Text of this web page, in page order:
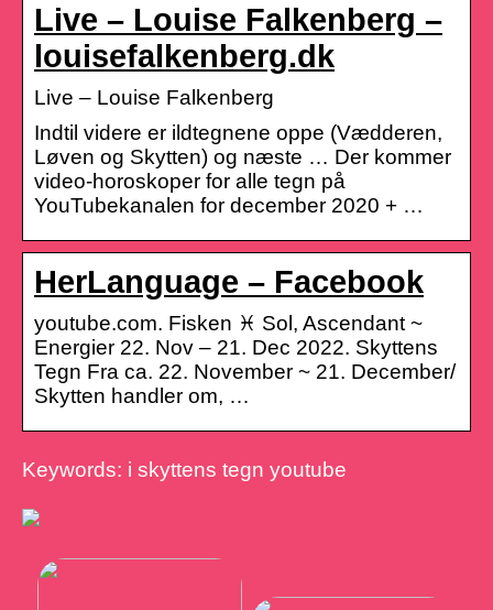
Live – Louise Falkenberg –
louisefalkenberg.dk
Live – Louise Falkenberg
Indtil videre er ildtegnene oppe (Vædderen,
Løven og Skytten) og næste … Der kommer
video-horoskoper for alle tegn på
YouTubekanalen for december 2020 + …
HerLanguage – Facebook
youtube.com. Fisken ♓ Sol, Ascendant ~
Energier 22. Nov – 21. Dec 2022. Skyttens
Tegn Fra ca. 22. November ~ 21. December/
Skytten handler om, …
Keywords: i skyttens tegn youtube